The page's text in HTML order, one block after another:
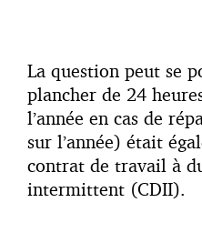
La question peut se
plancher de 24
l’année en cas de
sur l’année) était
contrat de travail à
intermittent (CDII).